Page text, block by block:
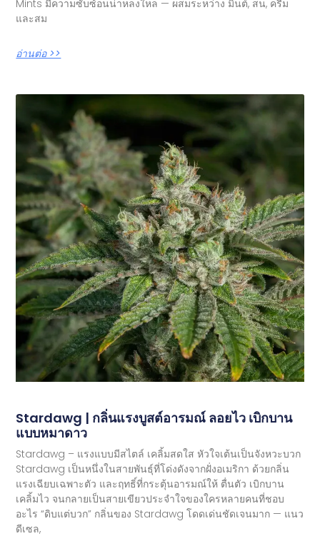
Mints มีความซับซ้อนน่าหลงใหล — ผสมระหว่าง มิ้นต์, สน, ครีม
และสม
อ่านต่อ >>
Stardawg | กลิ่นแรงบูสต์อารมณ์ ลอยไว เบิกบาน
แบบหมาดาว
Stardawg – แรงแบบมีสไตล์ เคลิ้มสดใส หัวใจเต้นเป็นจังหวะบวก
Stardawg เป็นหนึ่งในสายพันธุ์ที่โด่งดังจากฝั่งอเมริกา ด้วยกลิ่น
แรงเฉียบเฉพาะตัว และฤทธิ์ที่กระตุ้นอารมณ์ให้ ตื่นตัว เบิกบาน
เคลิ้มไว จนกลายเป็นสายเขียวประจำใจของใครหลายคนที่ชอบ
อะไร “ดิบแต่บวก” กลิ่นของ Stardawg โดดเด่นชัดเจนมาก — แนว
ดีเซล,